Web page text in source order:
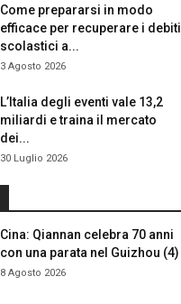
Come prepararsi in modo
efficace per recuperare i debiti
scolastici a...
3 Agosto 2026
L’Italia degli eventi vale 13,2
miliardi e traina il mercato
dei...
30 Luglio 2026
Cina: Qiannan celebra 70 anni
con una parata nel Guizhou (4)
8 Agosto 2026